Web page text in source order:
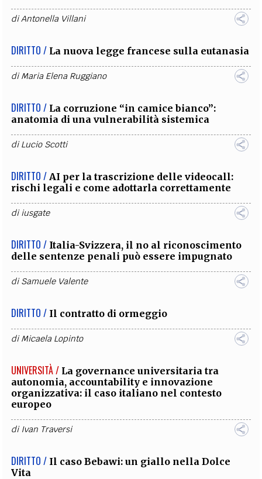
diAntonella Villani
DIRITTO / La nuova legge francese sulla eutanasia
diMaria Elena Ruggiano
DIRITTO / La corruzione “in camice bianco”:
anatomia di una vulnerabilità sistemica
diLucio Scotti
DIRITTO / AI per la trascrizione delle videocall:
rischi legali e come adottarla correttamente
diiusgate
DIRITTO / Italia-Svizzera, il no al riconoscimento
delle sentenze penali può essere impugnato
diSamuele Valente
DIRITTO / Il contratto di ormeggio
diMicaela Lopinto
UNIVERSITÀ / La governance universitaria tra
autonomia, accountability e innovazione
organizzativa: il caso italiano nel contesto
europeo
di Ivan Traversi
DIRITTO / Il caso Bebawi: un giallo nella Dolce
Vita